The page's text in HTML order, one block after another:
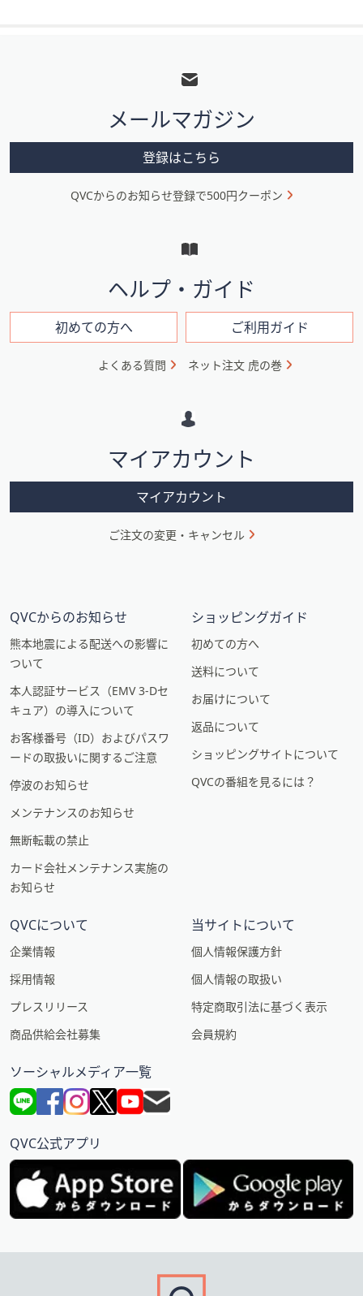
メ
ニ
ン
ン
メールマガジン
登録はこちら
QVCからのお知らせ登録で500円クーポン
ヘルプ・ガイド
初めての方へ ご利用ガイド
よくある質問 ネット注文 虎の巻
マイアカウント
マイアカウント
ご注文の変更・キャンセル
QVCからのお知らせ
熊本地震による配送への影響に
ついて
本人認証サービス（EMV 3-Dセ
キュア）の導入について
お客様番号（ID）およびパスワ
ードの取扱いに関するご注意
停波のお知らせ
メンテナンスのお知らせ
無断転載の禁止
カード会社メンテナンス実施の
お知らせ
ショッピングガイド
初めての方へ
送料について
お届けについて
返品について
ショッピングサイトについて
QVCの番組を見るには？
QVCについて
企業情報
採用情報
プレスリリース
商品供給会社募集
当サイトについて
個人情報保護方針
個人情報の取扱い
特定商取引法に基づく表示
会員規約
ソーシャルメディア一覧
QVC公式アプリ